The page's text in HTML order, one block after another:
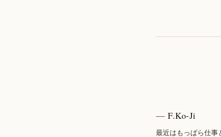
F.Ko-Ji
最近はもっぱら仕事